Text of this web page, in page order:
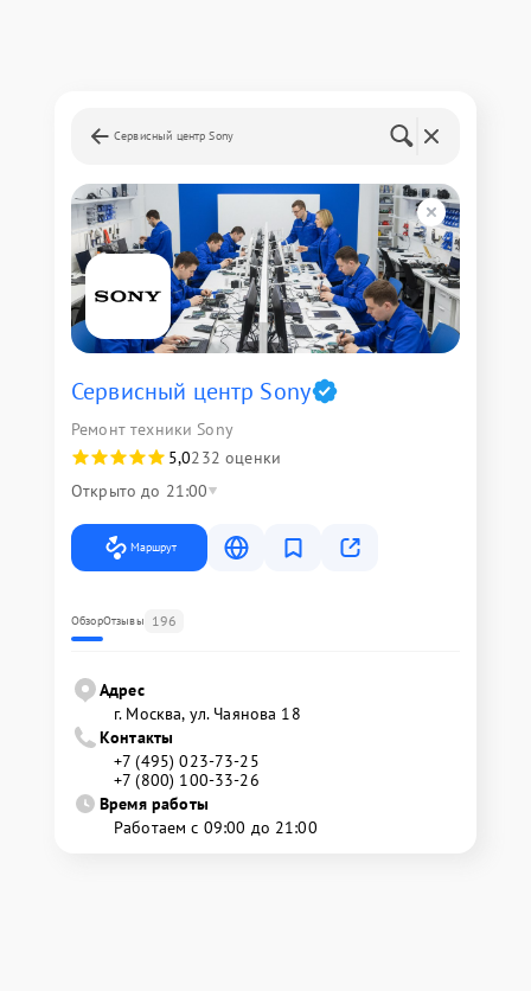
Сервисный центр Sony
Сервисный центр Sony
Ремонт техники Sony
5,0232 оценки
Открыто до 21:00
Маршрут
ОбзорОтзывы 196
Адрес
г. Москва, ул. Чаянова 18
Контакты
+7 (495) 023-73-25
+7 (800) 100-33-26
Время работы
Работаем с 09:00 до 21:00